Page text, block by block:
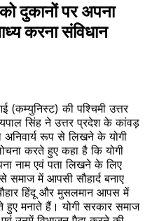
को दुकानों पर अपना
करना संविधान
(कम्युनिस्ट) की पश्चिमी उत्तर
सिंह ने उत्तर प्रदेश के कांवड़
अनिवार्य रूप से लिखने के योगी
करते हुए कहा है कि योगी
नाम एवं पता लिखने के लिए
समाज में आपसी सौहार्द बनाए
हिंदू और मुसलमान आपस में
मनाते हैं। योगी सरकार समाज